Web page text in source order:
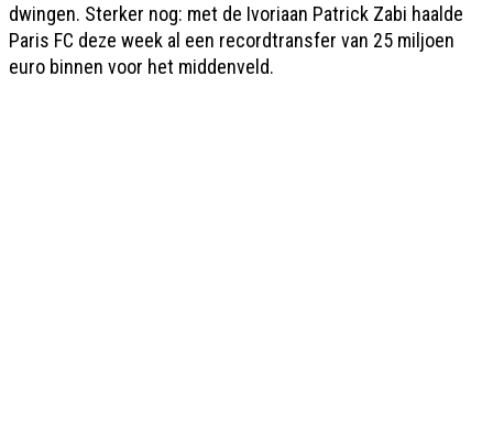
dwingen. Sterker nog: met de Ivoriaan Patrick Zabi haalde
Paris FC deze week al een recordtransfer van 25 miljoen
euro binnen voor het middenveld.